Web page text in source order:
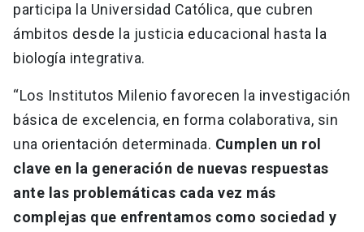
participa la Universidad Católica, que cubren
ámbitos desde la justicia educacional hasta la
biología integrativa.
“Los Institutos Milenio favorecen la investigación
básica de excelencia, en forma colaborativa, sin
una orientación determinada. Cumplen un rol
clave en la generación de nuevas respuestas
ante las problemáticas cada vez más
complejas que enfrentamos como sociedad y